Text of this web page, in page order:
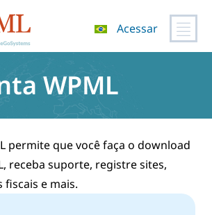
Acessar
WPML
permite que você faça o download
receba suporte, registre sites,
e mais.